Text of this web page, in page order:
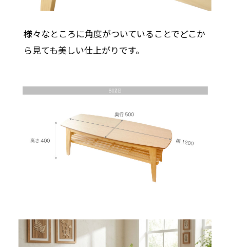
様々なところに角度がついていることでどこか
ら見ても美しい仕上がりです。